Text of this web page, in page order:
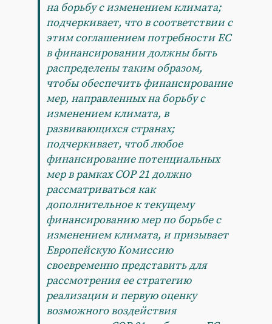
на борьбу с изменением климата;
подчеркивает, что в соответствии с
этим соглашением потребности ЕС
в финансировании должны быть
распределены таким образом,
чтобы обеспечить финансирование
мер, направленных на борьбу с
изменением климата, в
развивающихся странах;
подчеркивает, чтоб любое
финансирование потенциальных
мер в рамках COP 21 должно
рассматриваться как
дополнительное к текущему
финансированию мер по борьбе с
изменением климата, и призывает
Европейскую Комиссию
своевременно представить для
рассмотрения ее стратегию
реализации и первую оценку
возможного воздействия